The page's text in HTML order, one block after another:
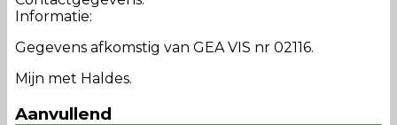
Informatie:
Gegevens afkomstig van GEA VIS nr 02116.
Mijn met Haldes.
Aanvullend